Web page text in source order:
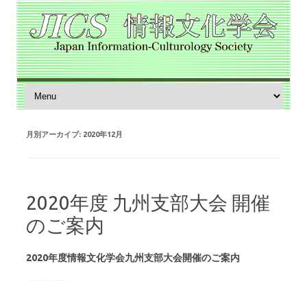
コンテンツへスキップ
月別アーカイブ: 2020年12月
2020年度 九州支部大会 開催
のご案内
2020年度情報文化学会九州支部大会開催のご案内